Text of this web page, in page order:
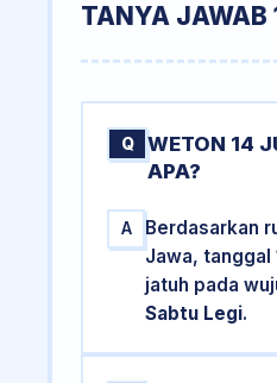
TANYA JAWAB
Q
WETON 14
APA?
A
Berdasarkan
Jawa, tanggal
jatuh pada
Sabtu Legi.